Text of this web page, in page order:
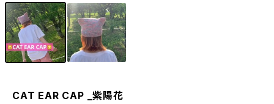
CAT EAR CAP _紫陽花